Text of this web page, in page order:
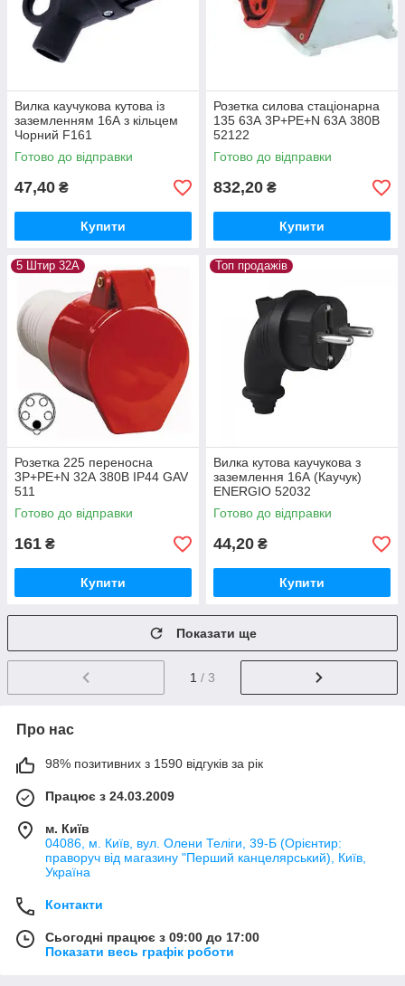
Вилка каучукова кутова із
заземленням 16А з кільцем
Чорний F161
Готово до відправки
47,40 ₴
Купити
Розетка силова стаціонарна
135 63А 3Р+РЕ+N 63А 380В
52122
Готово до відправки
832,20 ₴
Купити
5 Штир 32А
Розетка 225 переносна
3Р+РЕ+N 32А 380В IP44 GAV
511
Готово до відправки
161 ₴
Купити
Топ продажів
Вилка кутова каучукова з
заземлення 16А (Каучук)
ENERGIO 52032
Готово до відправки
44,20 ₴
Купити
Показати ще
1 / 3
Про нас
98% позитивних з 1590 відгуків за рік
Працює з 24.03.2009
м. Київ
04086, м. Київ, вул. Олени Теліги, 39-Б (Орієнтир:
праворуч від магазину "Перший канцелярський), Київ,
Україна
Контакти
Сьогодні працює з 09:00 до 17:00
Показати весь графік роботи